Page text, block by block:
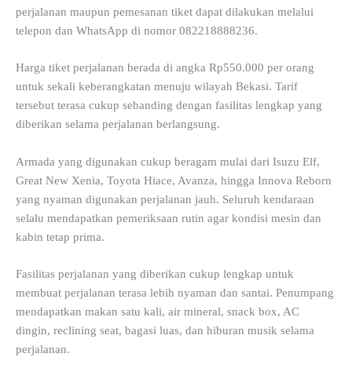
perjalanan maupun pemesanan tiket dapat dilakukan melalui
telepon dan WhatsApp di nomor 082218888236.
Harga tiket perjalanan berada di angka Rp550.000 per orang
untuk sekali keberangkatan menuju wilayah Bekasi. Tarif
tersebut terasa cukup sebanding dengan fasilitas lengkap yang
diberikan selama perjalanan berlangsung.
Armada yang digunakan cukup beragam mulai dari Isuzu Elf,
Great New Xenia, Toyota Hiace, Avanza, hingga Innova Reborn
yang nyaman digunakan perjalanan jauh. Seluruh kendaraan
selalu mendapatkan pemeriksaan rutin agar kondisi mesin dan
kabin tetap prima.
Fasilitas perjalanan yang diberikan cukup lengkap untuk
membuat perjalanan terasa lebih nyaman dan santai. Penumpang
mendapatkan makan satu kali, air mineral, snack box, AC
dingin, reclining seat, bagasi luas, dan hiburan musik selama
perjalanan.